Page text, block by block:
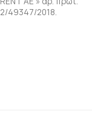
2/49347/2018.